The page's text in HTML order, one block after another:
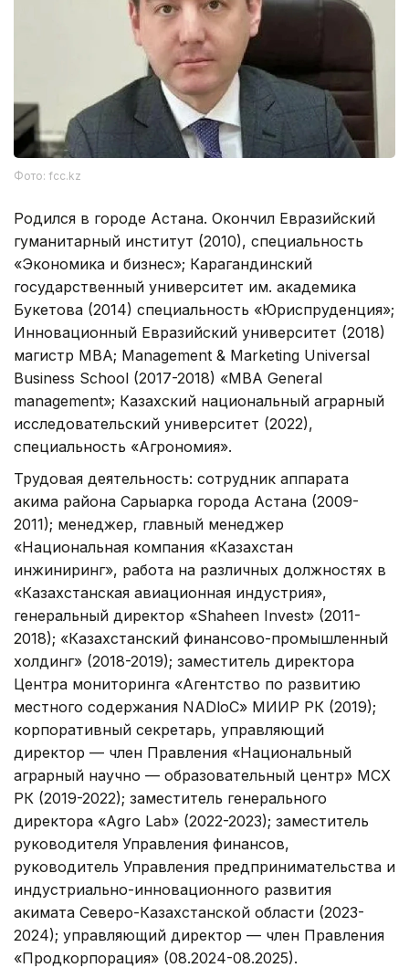
Фото: fcc.kz
Родился в городе Астана. Окончил Евразийский
гуманитарный институт (2010), специальность
«Экономика и бизнес»; Карагандинский
государственный университет им. академика
Букетова (2014) специальность «Юриспруденция»;
Инновационный Евразийский университет (2018)
магистр МВА; Management & Marketing Universal
Business School (2017-2018) «МВА General
management»; Казахский национальный аграрный
исследовательский университет (2022),
специальность «Агрономия».
Трудовая деятельность: сотрудник аппарата
акима района Сарыарка города Астана (2009-
2011); менеджер, главный менеджер
«Национальная компания «Казахстан
инжиниринг», работа на различных должностях в
«Казахстанская авиационная индустрия»,
генеральный директор «Shaheen Invest» (2011-
2018); «Казахстанский финансово-промышленный
холдинг» (2018-2019); заместитель директора
Центра мониторинга «Агентство по развитию
местного содержания NADloC» МИИР РК (2019);
корпоративный секретарь, управляющий
директор — член Правления «Национальный
аграрный научно — образовательный центр» МСХ
РК (2019-2022); заместитель генерального
директора «Agro Lab» (2022-2023); заместитель
руководителя Управления финансов,
руководитель Управления предпринимательства и
индустриально-инновационного развития
акимата Северо-Казахстанской области (2023-
2024); управляющий директор — член Правления
«Продкорпорация» (08.2024-08.2025).